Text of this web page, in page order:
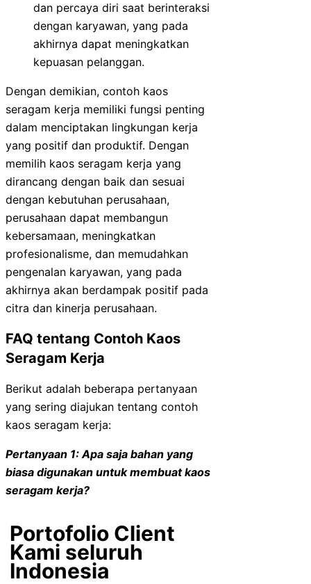
dan percaya diri saat berinteraksi
dengan karyawan, yang pada
akhirnya dapat meningkatkan
kepuasan pelanggan.
Dengan demikian, contoh kaos
seragam kerja memiliki fungsi penting
dalam menciptakan lingkungan kerja
yang positif dan produktif. Dengan
memilih kaos seragam kerja yang
dirancang dengan baik dan sesuai
dengan kebutuhan perusahaan,
perusahaan dapat membangun
kebersamaan, meningkatkan
profesionalisme, dan memudahkan
pengenalan karyawan, yang pada
akhirnya akan berdampak positif pada
citra dan kinerja perusahaan.
FAQ tentang Contoh Kaos
Seragam Kerja
Berikut adalah beberapa pertanyaan
yang sering diajukan tentang contoh
kaos seragam kerja:
Pertanyaan 1: Apa saja bahan yang
biasa digunakan untuk membuat kaos
seragam kerja?
Portofolio Client
Kami seluruh
Indonesia